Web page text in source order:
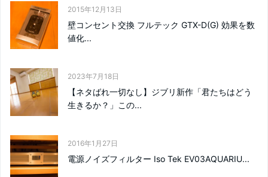
2015年12月13日
壁コンセント交換 フルテック GTX-D(G) 効果を数
値化...
2023年7月18日
【ネタばれ一切なし】ジブリ新作「君たちはどう
生きるか？」この...
2016年1月27日
電源ノイズフィルター Iso Tek EV03AQUARIU...